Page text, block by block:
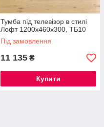
Тумба під телевізор в стилі
Лофт 1200х460х300, ТБ10
Під замовлення
11 135 ₴
Купити